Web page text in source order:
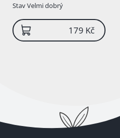
StavVelmi dobrý
179 Kč